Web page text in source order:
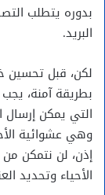
بدوره يتطلب
البريد.
لكن، قبل تحسين
بطريقة آمنة،
التي يمكن
وهي عشوائية
إذن، لن نتمكن
الأحياء وتحديد